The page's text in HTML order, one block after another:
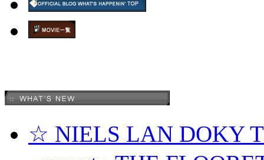
☆ NIELS LAN DOKY